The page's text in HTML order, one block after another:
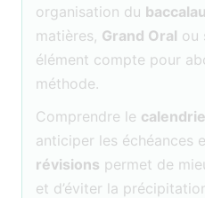
organisation du
matières, Grand Oral ou
élément compte pour
méthode.
Comprendre le
anticiper les échéances
révisions permet de
et d’éviter la